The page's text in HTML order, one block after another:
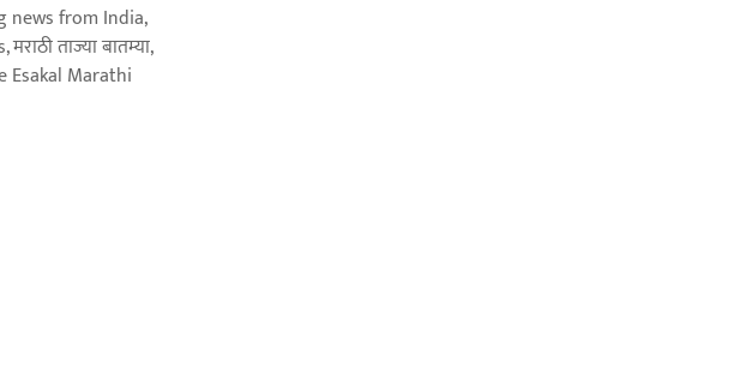
news from India,
ताज्या बातम्या,
Esakal Marathi